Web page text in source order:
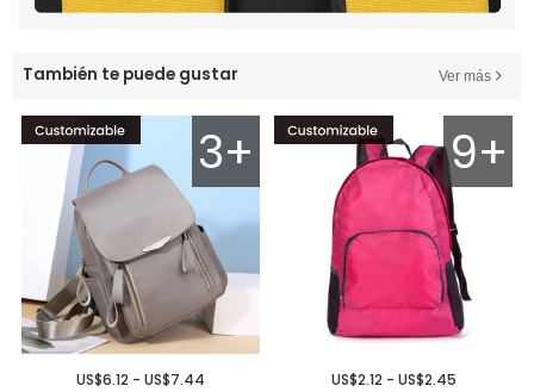
También te puede gustar Ver más
3+
US$6.12 - US$7.44
9+
US$2.12 - US$2.45